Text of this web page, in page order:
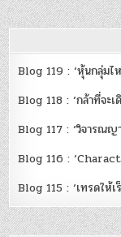
Blog 119 : ‘หุ้นกลุ่มไ
Blog 118 : ‘กล้าที่จะเ
Blog 117 : ‘วิจารณญ
Blog 116 :
Blog 115 : ‘เทรดให้เ